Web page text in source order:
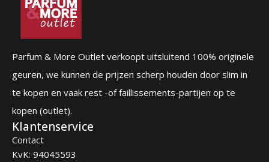
Parfum & More Outlet verkoopt uitsluitend 100% originele
geuren, we kunnen de prijzen scherp houden door slim in
te kopen en vaak rest -of faillissements-partijen op te
kopen (outlet).
Klantenservice
Contact
KvK: 94045593